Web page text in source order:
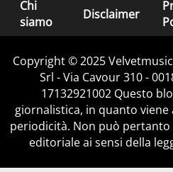
Chi
siamo
Disclaimer
Copyright © 2025
Srl - Via Cavour 310 -
17132921002 Questo
giornalistica, in quanto
periodicità. Non può
editoriale ai sensi della